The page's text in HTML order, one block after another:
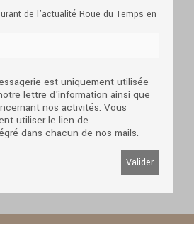
de l'actualité Roue du Temps en
est uniquement utilisée
lettre d'information ainsi que
nos activités. Vous
utiliser le lien de
dans chacun de nos mails.